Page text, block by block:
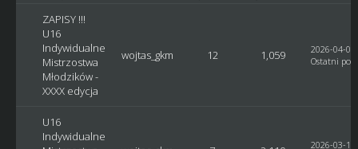
ZAPISY !!!
U16
Indywidualne
Mistrzostwa
Młodzików -
XXXX edycja
wojtas_gkm 12 1,059
2026-04-
Ostatni post
U16
Indywidualne
2026-03-